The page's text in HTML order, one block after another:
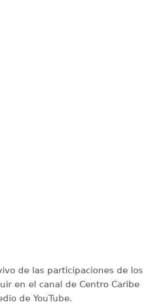
de las participaciones de los
en el canal de Centro Caribe
de YouTube.